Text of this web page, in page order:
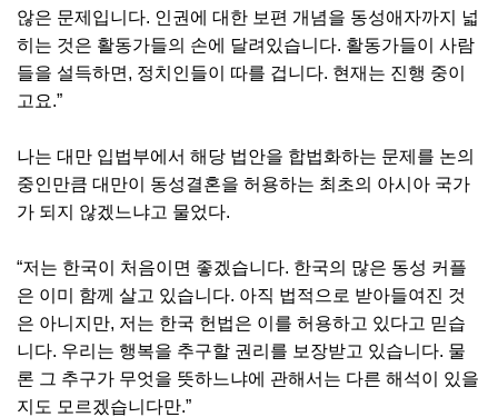
않은 문제입니다. 인권에 대한 보편 개념을 동성애자까지 넓
히는 것은 활동가들의 손에 달려있습니다. 활동가들이 사람
들을 설득하면, 정치인들이 따를 겁니다. 현재는 진행 중이
고요.”
나는 대만 입법부에서 해당 법안을 합법화하는 문제를 논의
중인만큼 대만이 동성결혼을 허용하는 최초의 아시아 국가
가 되지 않겠느냐고 물었다.
“저는 한국이 처음이면 좋겠습니다. 한국의 많은 동성 커플
은 이미 함께 살고 있습니다. 아직 법적으로 받아들여진 것
은 아니지만, 저는 한국 헌법은 이를 허용하고 있다고 믿습
니다. 우리는 행복을 추구할 권리를 보장받고 있습니다. 물
론 그 추구가 무엇을 뜻하느냐에 관해서는 다른 해석이 있을
지도 모르겠습니다만.”